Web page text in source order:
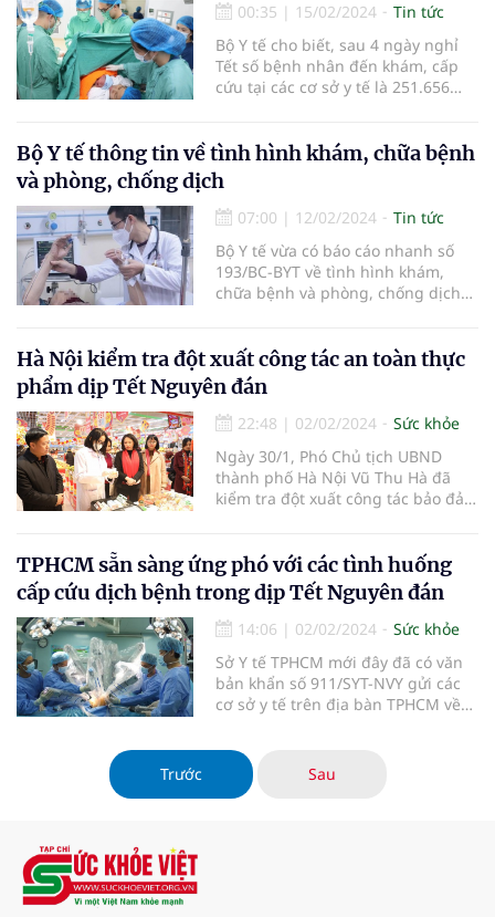
00:35 | 15/02/2024
Tin tức
Bộ Y tế cho biết, sau 4 ngày nghỉ
Tết số bệnh nhân đến khám, cấp
cứu tại các cơ sở y tế là 251.656
trú, giảm 0,1%; có 10.052 ca đẻ, mổ
đẻ tại cơ sở y tế.
Bộ Y tế thông tin về tình hình khám, chữa bệnh
và phòng, chống dịch
07:00 | 12/02/2024
Tin tức
Bộ Y tế vừa có báo cáo nhanh số
193/BC-BYT về tình hình khám,
chữa bệnh và phòng, chống dịch
Hà Nội kiểm tra đột xuất công tác an toàn thực
phẩm dịp Tết Nguyên đán
22:48 | 02/02/2024
Sức khỏe
Ngày 30/1, Phó Chủ tịch UBND
thành phố Hà Nội Vũ Thu Hà đã
kiểm tra đột xuất công tác bảo đảm
Thanh Xuân.
TPHCM sẵn sàng ứng phó với các tình huống
cấp cứu dịch bệnh trong dịp Tết Nguyên đán
14:06 | 02/02/2024
Sức khỏe
Sở Y tế TPHCM mới đây đã có văn
bản khẩn số 911/SYT-NVY gửi các
cơ sở y tế trên địa bàn TPHCM về
huống cấp cứu dịch bệnh trong
những ngày Tết Nguyên đán 2024.
Trước Sau